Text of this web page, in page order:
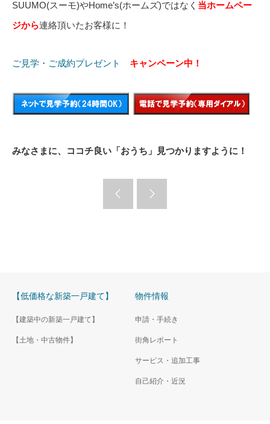
SUUMO(スーモ)やHome’s(ホームズ)ではなく 当ホームペー
ジから連絡頂いたお客様に！
ご見学・ご成約プレゼント キャンペーン中！
みなさまに、ココチ良い「おうち」見つかりますように！
【低価格な新築一戸建て】
【建築中の新築一戸建て】
【土地・中古物件】
物件情報
申請・手続き
街角レポート
サービス・追加工事
自己紹介・近況